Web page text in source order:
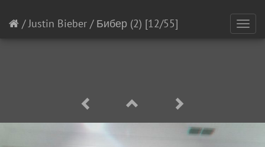
/Justin Bieber / Бибер (2) [12/55]